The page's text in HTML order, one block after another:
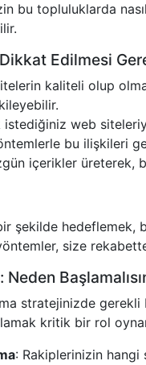
bu topluluklarda
Edilmesi
kaliteli olup
istediğiniz web
bu ilişkileri
içerikler üreterek,
şekilde hedeflemek,
size
stratejinizde gerekli
kritik bir rol
: Rakiplerinizin hangi